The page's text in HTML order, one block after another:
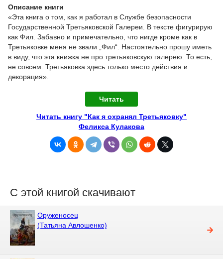
Описание книги
«Эта книга о том, как я работал в Службе безопасности
Государственной Третьяковской Галереи. В тексте фигурирую
как Фил. Забавно и примечательно, что нигде кроме как в
Третьяковке меня не звали „Фил“. Настоятельно прошу иметь
в виду, что эта книжка не про третьяковскую галерею. То есть,
не совсем. Третьяковка здесь только место действия и
декорация».
Читать
Читать книгу "Как я охранял Третьяковку"
Феликса Кулакова
С этой книгой скачивают
Оруженосец
(Татьяна Авлошенко)